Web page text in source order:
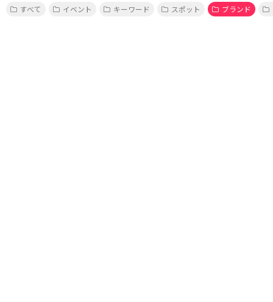
すべて
イベント キーワード スポット ブランド